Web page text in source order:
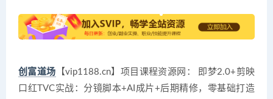
创富道场 【vip1188.cn】项目课程资源网： 即梦2.0+剪映
口红TVC实战：分镜脚本+AI成片+后期精修，零基础打造